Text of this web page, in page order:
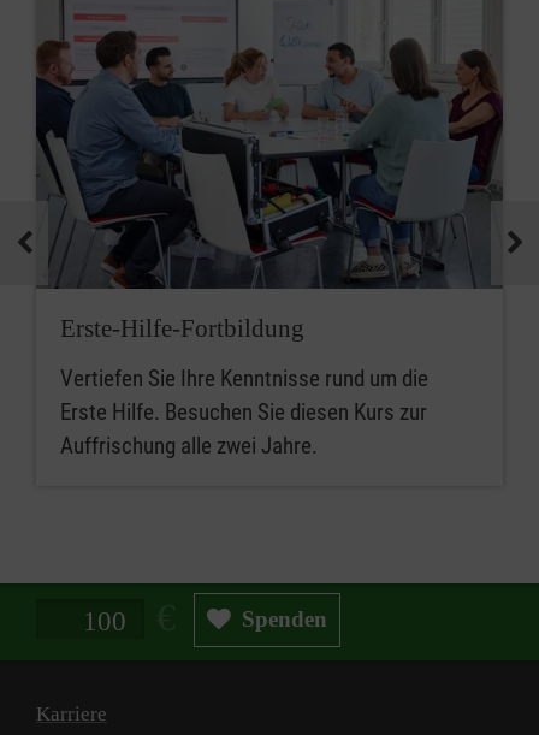
Erste-Hilfe-Fortbildung
Vertiefen Sie Ihre Kenntnisse rund um die
Erste Hilfe. Besuchen Sie diesen Kurs zur
Auffrischung alle zwei Jahre.
Spendenbetrag in Euro Spenden
Karriere